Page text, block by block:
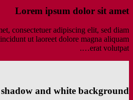
Lorem ipsum dolor sit amet
consectetuer adipiscing elit, sed diam
ut laoreet dolore magna aliquam
erat volutpat….
and white background